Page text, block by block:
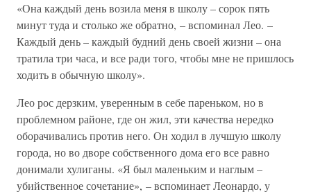
«Она каждый день возила меня в школу – сорок пять
минут туда и столько же обратно, – вспоминал Лео. –
Каждый день – каждый будний день своей жизни – она
тратила три часа, и все ради того, чтобы мне не пришлось
ходить в обычную школу».
Лео рос дерзким, уверенным в себе пареньком, но в
проблемном районе, где он жил, эти качества нередко
оборачивались против него. Он ходил в лучшую школу
города, но во дворе собственного дома его все равно
донимали хулиганы. «Я был маленьким и наглым –
убийственное сочетание», – вспоминает Леонардо, у